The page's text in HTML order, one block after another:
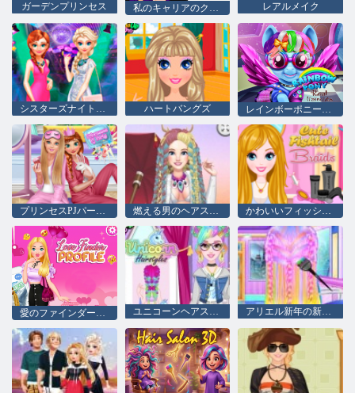
ガーデンプリンセス レアルメイク
シスターズナイトアウト ハートバングズ レインボーポニーリアルヘアカット
プリンセスPJパーティー 燃える男のヘアスタイル かわいいフィッシュテイルブレイド
ユニコーンヘアスタイル アリエル新年の新しいヘアスタイル